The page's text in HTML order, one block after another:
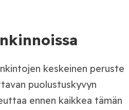
keskeinen peruste
puolustuskyvyn
ennen kaikkea tämän